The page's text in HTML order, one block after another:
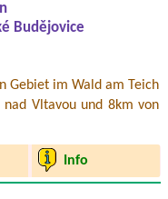
Budějovice
Gebiet im Wald am Teich
nad Vltavou und 8km von
Info